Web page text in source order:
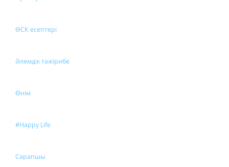
ӨСК есептері
Әлемдік тәжірибе
Өнім
#Happy Life
Сарапшы